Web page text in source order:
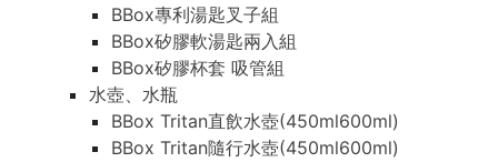
BBox專利湯匙叉子組
BBox矽膠軟湯匙兩入組
BBox矽膠杯套 吸管組
水壺、水瓶
BBox Tritan直飲水壺(450ml600ml)
BBox Tritan隨行水壺(450ml600ml)